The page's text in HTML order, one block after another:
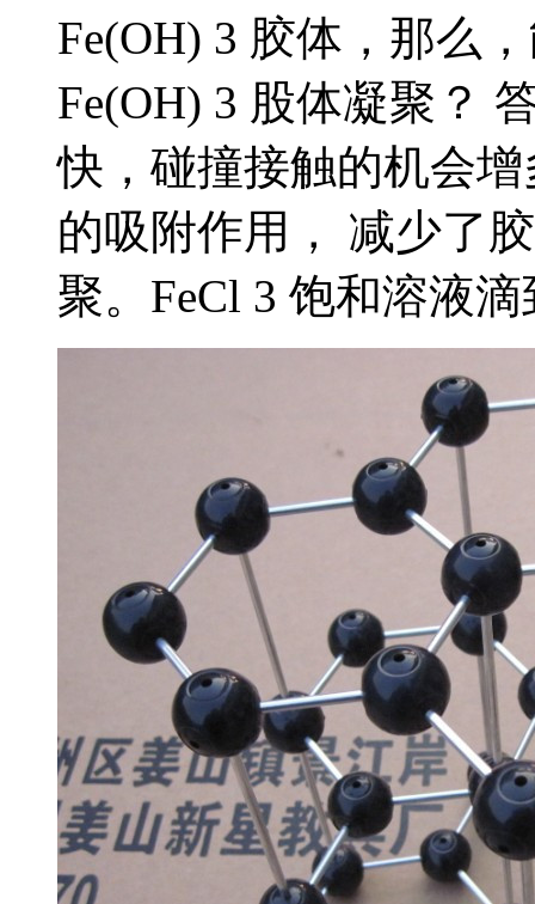
Fe(OH) 3 胶体，那么
Fe(OH) 3 股体凝聚？
快，碰撞接触的机会
的吸附作用， 减少了
聚。FeCl 3 饱和溶液滴